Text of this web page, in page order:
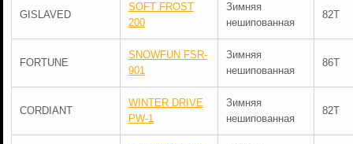
GISLAVED
SOFT FROST
200
Зимняя
нешипованная
82T
FORTUNE
SNOWFUN FSR-
901
Зимняя
нешипованная
86T
CORDIANT
WINTER DRIVE
PW-1
Зимняя
нешипованная
82T